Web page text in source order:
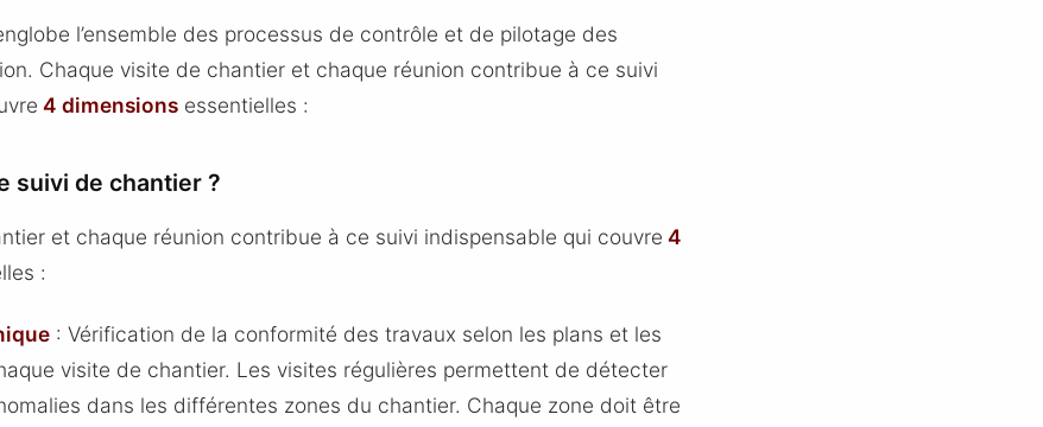
l’ensemble des processus de contrôle et de pilotage des
Chaque visite de chantier et chaque réunion contribue à ce suivi
4 dimensions essentielles :
suivi de chantier ?
et chaque réunion contribue à ce suivi indispensable qui couvre 4
:
: Vérification de la conformité des travaux selon les plans et les
visite de chantier. Les visites régulières permettent de détecter
dans les différentes zones du chantier. Chaque zone doit être